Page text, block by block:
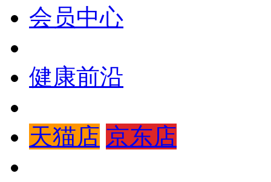
会员中心
健康前沿
天猫店 京东店